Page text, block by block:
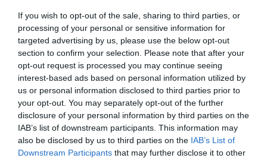
If you wish to opt-out of the sale, sharing to third parties, or
processing of your personal or sensitive information for
targeted advertising by us, please use the below opt-out
section to confirm your selection. Please note that after your
opt-out request is processed you may continue seeing
interest-based ads based on personal information utilized by
us or personal information disclosed to third parties prior to
your opt-out. You may separately opt-out of the further
disclosure of your personal information by third parties on the
IAB’s list of downstream participants. This information may
also be disclosed by us to third parties on the IAB’s List of
Downstream Participants that may further disclose it to other